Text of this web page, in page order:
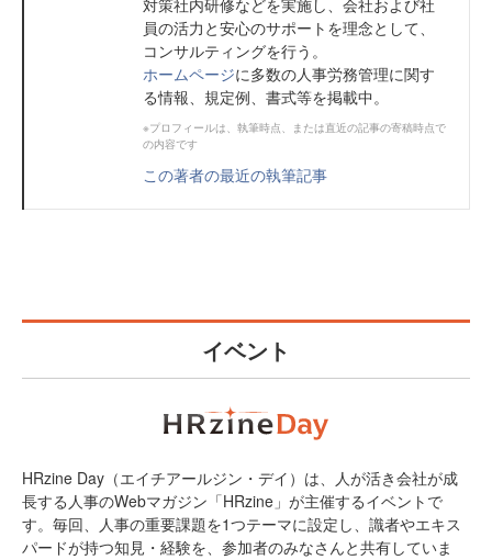
対策社内研修などを実施し、会社および社
員の活力と安心のサポートを理念として、
コンサルティングを行う。
ホームページに多数の人事労務管理に関す
る情報、規定例、書式等を掲載中。
※プロフィールは、執筆時点、または直近の記事の寄稿時点で
の内容です
この著者の最近の執筆記事
イベント
HRzine Day（エイチアールジン・デイ）は、人が活き会社が成
長する人事のWebマガジン「HRzine」が主催するイベントで
す。毎回、人事の重要課題を1つテーマに設定し、識者やエキス
パードが持つ知見・経験を、参加者のみなさんと共有していま